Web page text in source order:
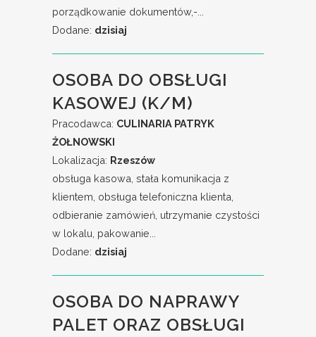
porządkowanie dokumentów,-...
Dodane: dzisiaj
OSOBA DO OBSŁUGI
KASOWEJ (K/M)
Pracodawca: CULINARIA PATRYK
ŻOŁNOWSKI
Lokalizacja: Rzeszów
obsługa kasowa, stała komunikacja z
klientem, obsługa telefoniczna klienta,
odbieranie zamówień, utrzymanie czystości
w lokalu, pakowanie...
Dodane: dzisiaj
OSOBA DO NAPRAWY
PALET ORAZ OBSŁUGI